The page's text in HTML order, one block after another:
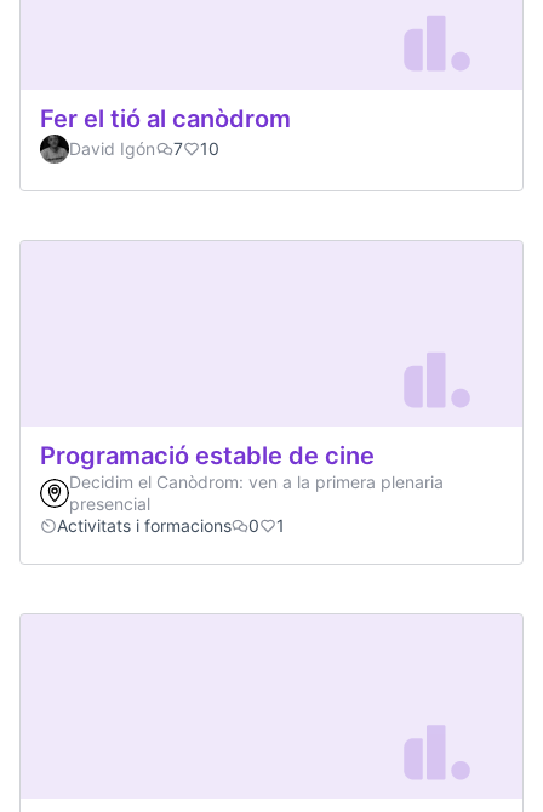
Fer el tió al canòdrom
David Igón 7 10
Programació estable de cine
Decidim el Canòdrom: ven a la primera plenaria
presencial
Activitats i formacions
0 1